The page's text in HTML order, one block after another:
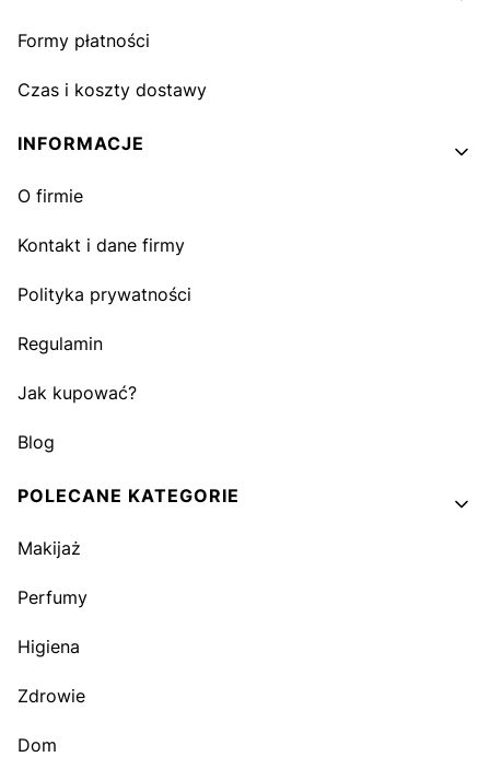
Formy płatności
Czas i koszty dostawy
INFORMACJE
O firmie
Kontakt i dane firmy
Polityka prywatności
Regulamin
Jak kupować?
Blog
POLECANE KATEGORIE
Makijaż
Perfumy
Higiena
Zdrowie
Dom